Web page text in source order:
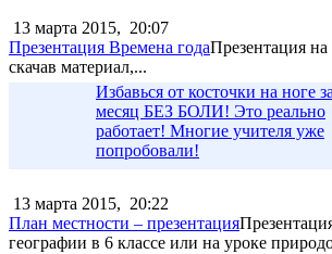
13 марта 2015, 20:07
Презентация Времена годаПрезентация
скачав материал,...
Избавься от косточки на ноге
месяц БЕЗ БОЛИ! Это реально
работает! Многие учителя уже
попробовали!
13 марта 2015, 20:22
План местности – презентация
географии в 6 классе или на уроке